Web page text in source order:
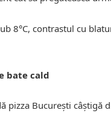
8°C, contrastul cu
bate cald
pizza București câștigă